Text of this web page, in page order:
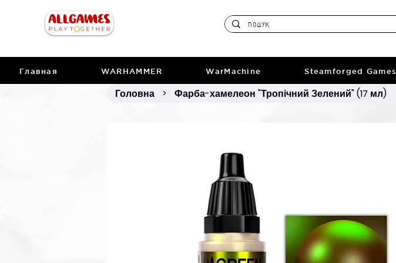
Главная WARHAMMER WarMachine Steamforged Games
Головна > Фарба-хамелеон "Тропічний Зелений" (17 мл)